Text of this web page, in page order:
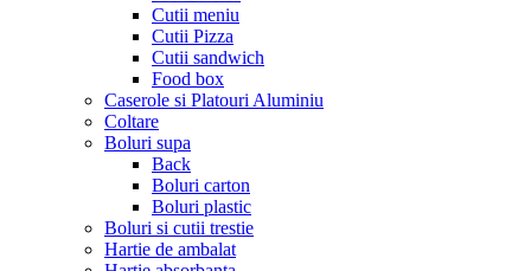
Cutii meniu
Cutii Pizza
Cutii sandwich
Food box
Caserole si Platouri Aluminiu
Coltare
Boluri supa
Back
Boluri carton
Boluri plastic
Boluri si cutii trestie
Hartie de ambalat